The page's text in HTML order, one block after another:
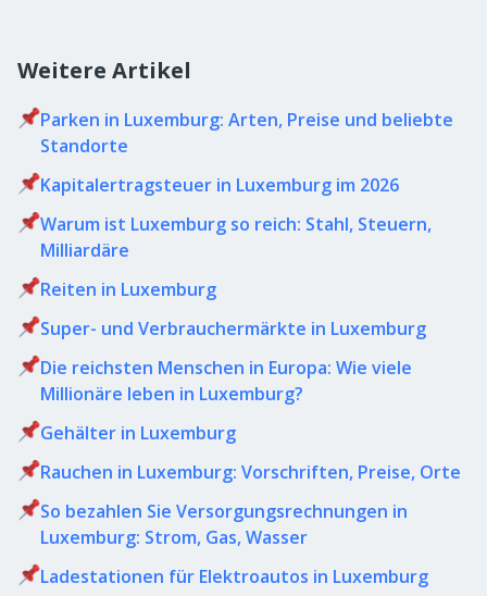
Weitere Artikel
Parken in Luxemburg: Arten, Preise und beliebte
Standorte
Kapitalertragsteuer in Luxemburg im 2026
Warum ist Luxemburg so reich: Stahl, Steuern,
Milliardäre
Reiten in Luxemburg
Super- und Verbrauchermärkte in Luxemburg
Die reichsten Menschen in Europa: Wie viele
Millionäre leben in Luxemburg?
Gehälter in Luxemburg
Rauchen in Luxemburg: Vorschriften, Preise, Orte
So bezahlen Sie Versorgungsrechnungen in
Luxemburg: Strom, Gas, Wasser
Ladestationen für Elektroautos in Luxemburg